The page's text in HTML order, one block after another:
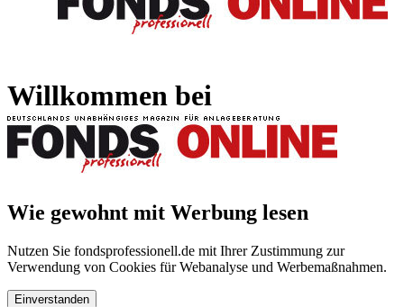
Willkommen bei
Wie gewohnt mit Werbung lesen
Nutzen Sie fondsprofessionell.de mit Ihrer Zustimmung zur
Verwendung von Cookies für Webanalyse und Werbemaßnahmen.
Einverstanden